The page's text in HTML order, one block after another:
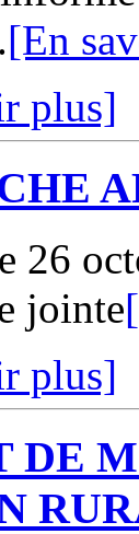
[En
plus]
26
jointe
plus]
DE